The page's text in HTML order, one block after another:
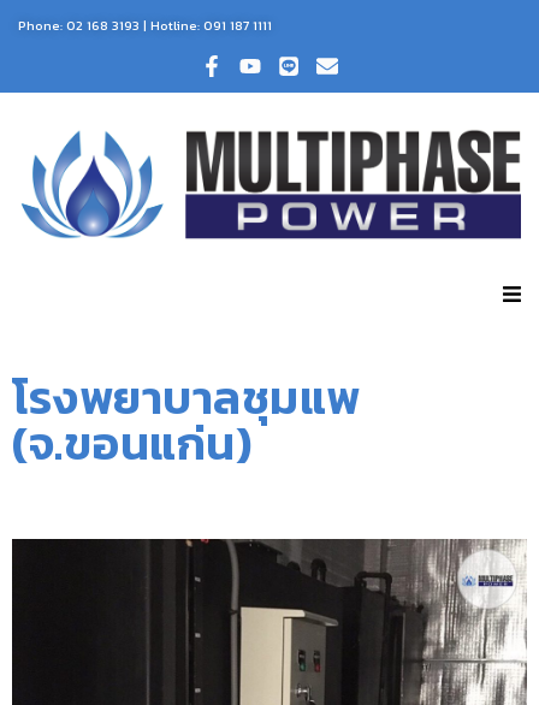
Phone:02 168 3193 | Hotline:091 187 1111
โรงพยาบาลชุมแพ
(จ.ขอนแก่น)